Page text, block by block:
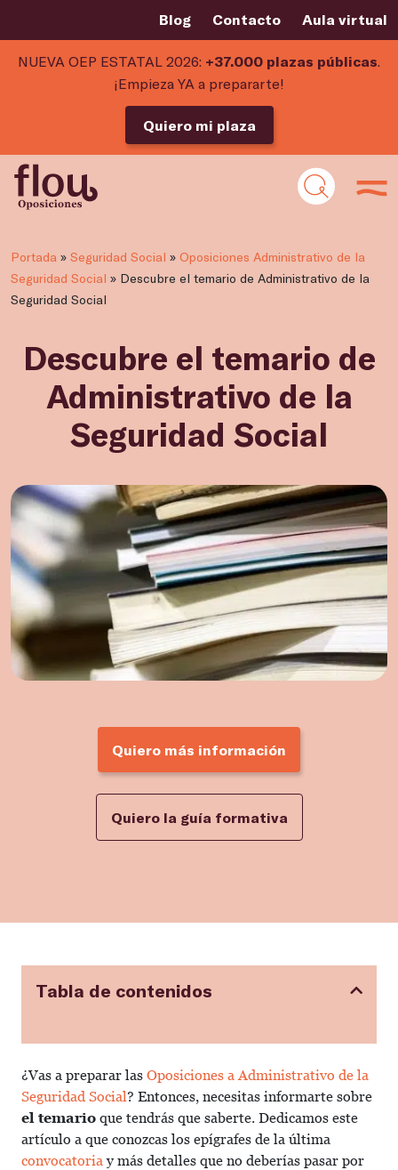
Blog Contacto Aula virtual
NUEVA OEP ESTATAL 2026: +37.000 plazas públicas.
¡Empieza YA a prepararte!
Quiero mi plaza
Portada » Seguridad Social » Oposiciones Administrativo de la
Seguridad Social » Descubre el temario de Administrativo de la
Seguridad Social
Descubre el temario de
Administrativo de la
Seguridad Social
Quiero más información
Quiero la guía formativa
Tabla de contenidos
¿Vas a preparar las Oposiciones a Administrativo de la
Seguridad Social? Entonces, necesitas informarte sobre
el temario que tendrás que saberte. Dedicamos este
artículo a que conozcas los epígrafes de la última
convocatoriay más detalles que no deberías pasar por